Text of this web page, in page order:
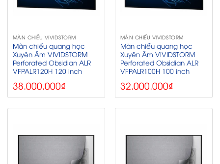
MÀN CHIẾU VIVIDSTORM
Màn chiếu quang học
Xuyên Âm VIVIDSTORM
Perforated Obsidian ALR
VFPALR120H 120 inch
38.000.000₫
MÀN CHIẾU VIVIDSTORM
Màn chiếu quang học
Xuyên Âm VIVIDSTORM
Perforated Obsidian ALR
VFPALR100H 100 inch
32.000.000₫